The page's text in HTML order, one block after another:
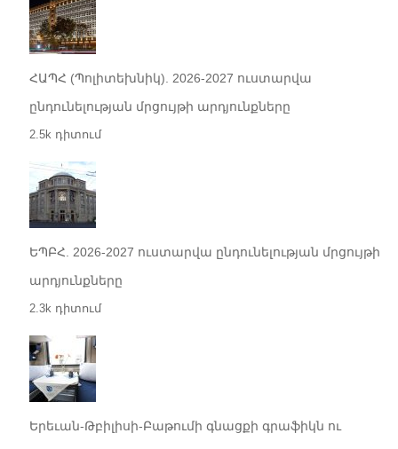
ՀԱՊՀ (Պոլիտեխնիկ). 2026-2027 ուստարվա
ընդունելության մրցույթի արդյունքները
2.5k դիտում
ԵՊԲՀ. 2026-2027 ուստարվա ընդունելության մրցույթի
արդյունքները
2.3k դիտում
Երեւան-Թբիլիսի-Բաթումի գնացքի գրաֆիկն ու